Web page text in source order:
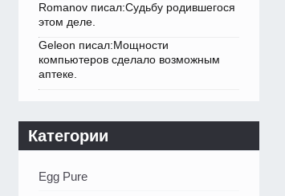
Romanov писал:Судьбу родившегося
этом деле.
Geleon писал:Мощности
компьютеров сделало возможным
аптеке.
Категории
Egg Pure